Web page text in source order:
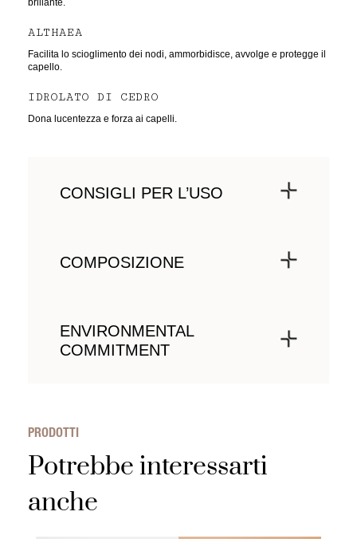
brillante.
ALTHAEA
Facilita lo scioglimento dei nodi, ammorbidisce, avvolge e protegge il
capello.
IDROLATO DI CEDRO
Dona lucentezza e forza ai capelli.
CONSIGLI PER L’USO
COMPOSIZIONE
ENVIRONMENTAL
COMMITMENT
PRODOTTI
Potrebbe interessarti
anche